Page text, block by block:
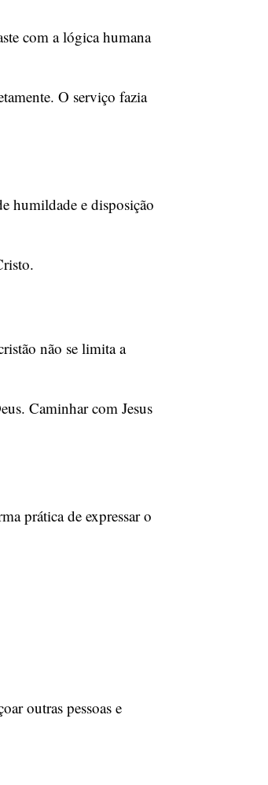
com a lógica humana
O serviço fazia
humildade e disposição
não se limita a
Caminhar com Jesus
prática de expressar o
outras pessoas e